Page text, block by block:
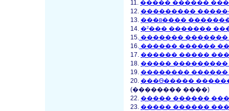
11. ����� ������
12. ���������
13. ���в����
14. �²��� �������
15. �������
16. ������ ������
17. ������ �����
18. �����
19. ��������
20. ���Ѳ�����
(�������� ����)
22. ����� ������
23. ����� ������